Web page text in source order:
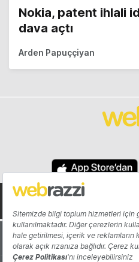
Nokia, patent ihlali
dava açtı
Arden Papuççiyan
Hakkında